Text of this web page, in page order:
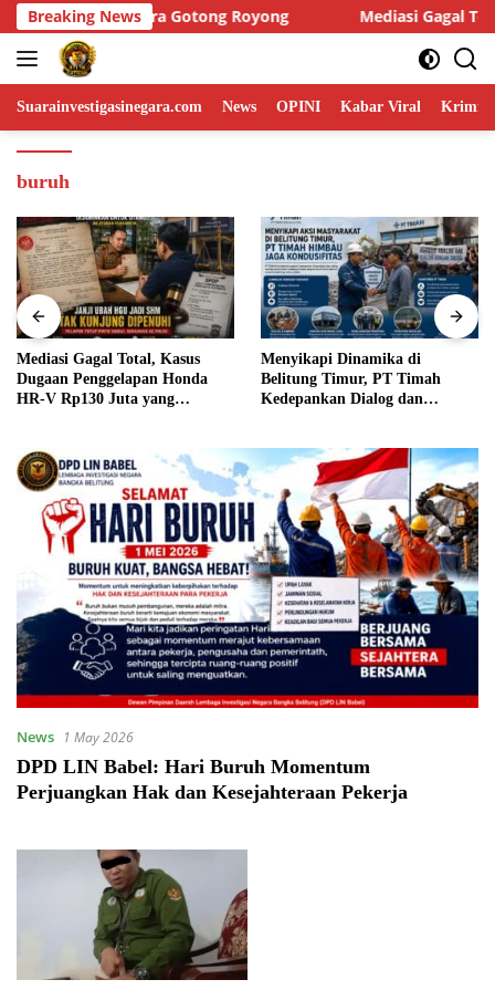
Skip
to
content
Breaking News
Mediasi Gagal Total, Kasus Dugaan Penggelapan
Suarainvestigasinegara.com News OPINI Kabar Viral
buruh
Mediasi Gagal Total, Kasus
Dugaan Penggelapan Honda
HR-V Rp130 Juta yang
Menyikapi Dinamika di
Belitung Timur, PT Timah
Kedepankan Dialog dan
News 1 May 2026
DPD LIN Babel: Hari Buruh Momentum
Perjuangkan Hak dan Kesejahteraan Pekerja